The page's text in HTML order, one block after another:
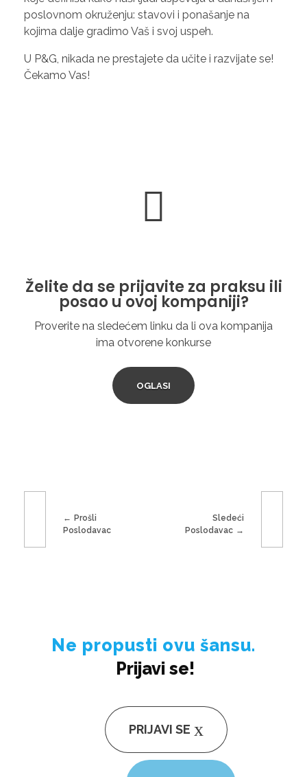
poslovnom okruženju: stavovi i ponašanje na
kojima dalje gradimo Vaš i svoj uspeh.
U P&G, nikada ne prestajete da učite i razvijate se!
Čekamo Vas!
Želite da se prijavite za praksu ili
posao u ovoj kompaniji?
Proverite na sledećem linku da li ova kompanija
ima otvorene konkurse
OGLASI
Prošli
Poslodavac
Sledeći
Poslodavac
Ne propusti ovu šansu.
Prijavi se!
PRIJAVI SE